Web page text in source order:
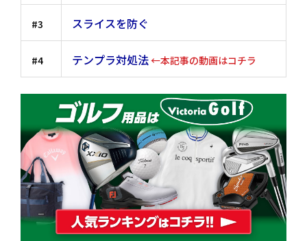
#3 スライスを防ぐ
#4 テンプラ対処法←本記事の動画はコチラ